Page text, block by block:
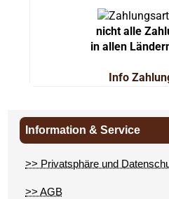
nicht alle
in allen
Info
Information & Service
>> Privatsphäre und
>> AGB